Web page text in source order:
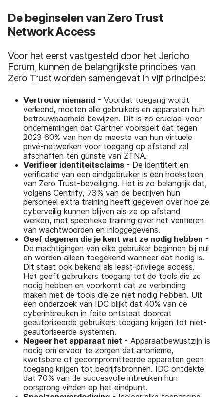
De beginselen van Zero Trust
Network Access
Voor het eerst vastgesteld door het Jericho
Forum, kunnen de belangrijkste principes van
Zero Trust worden samengevat in vijf principes:
Vertrouw niemand - Voordat toegang wordt
verleend, moeten alle gebruikers en apparaten hun
betrouwbaarheid bewijzen. Dit is zo cruciaal voor
ondernemingen dat Gartner voorspelt dat tegen
2023 60% van hen de meeste van hun virtuele
privé-netwerken voor toegang op afstand zal
afschaffen ten gunste van ZTNA.
Verifieer identiteitsclaims - De identiteit en
verificatie van een eindgebruiker is een hoeksteen
van Zero Trust-beveiliging. Het is zo belangrijk dat,
volgens Centrify, 73% van de bedrijven hun
personeel extra training heeft gegeven over hoe ze
cyberveilig kunnen blijven als ze op afstand
werken, met specifieke training over het verifiëren
van wachtwoorden en inloggegevens.
Geef degenen die je kent wat ze nodig hebben -
De machtigingen van elke gebruiker beginnen bij nul
en worden alleen toegekend wanneer dat nodig is.
Dit staat ook bekend als least-privilege access.
Het geeft gebruikers toegang tot de tools die ze
nodig hebben en voorkomt dat ze verbinding
maken met de tools die ze niet nodig hebben. Uit
een onderzoek van IDC blijkt dat 40% van de
cyberinbreuken in feite ontstaat doordat
geautoriseerde gebruikers toegang krijgen tot niet-
geautoriseerde systemen.
Negeer het apparaat niet - Apparaatbewustzijn is
nodig om ervoor te zorgen dat anonieme,
kwetsbare of gecompromitteerde apparaten geen
toegang krijgen tot bedrijfsbronnen. IDC ontdekte
dat 70% van de succesvolle inbreuken hun
oorsprong vinden op het eindpunt.